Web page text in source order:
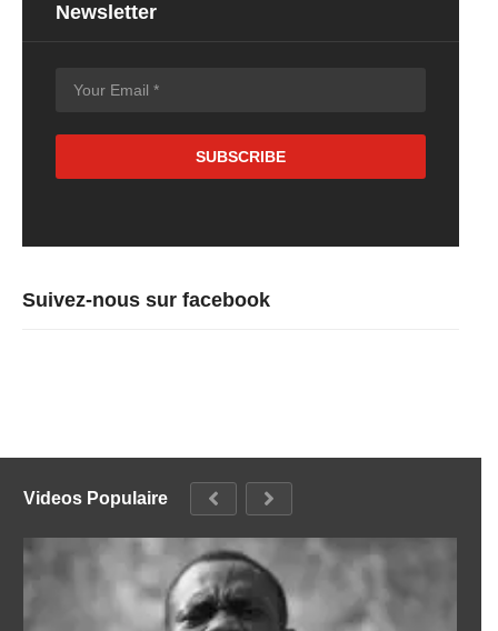
Newsletter
Suivez-nous sur facebook
Videos Populaire